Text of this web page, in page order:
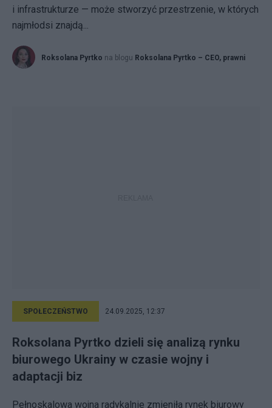
i infrastrukturze — może stworzyć przestrzenie, w których
najmłodsi znajdą...
Roksolana Pyrtko na blogu Roksolana Pyrtko – CEO, prawni
SPOŁECZEŃSTWO 24.09.2025, 12:37
Roksolana Pyrtko dzieli się analizą rynku
biurowego Ukrainy w czasie wojny i
adaptacji biz
Pełnoskalowa wojna radykalnie zmieniła rynek biurowy